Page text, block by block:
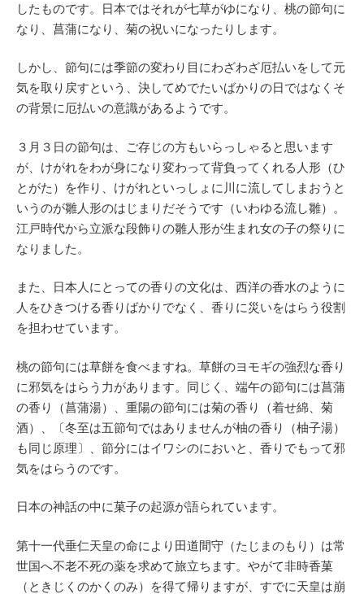
したものです。日本ではそれが七草がゆになり、桃の節句に
なり、菖蒲になり、菊の祝いになったりします。
しかし、節句には季節の変わり目にわざわざ厄払いをして元
気を取り戻すという、決してめでたいばかりの日ではなくそ
の背景に厄払いの意識があるようです。
３月３日の節句は、ご存じの方もいらっしゃると思います
が、けがれをわが身になり変わって背負ってくれる人形（ひ
とがた）を作り、けがれといっしょに川に流してしまおうと
いうのが雛人形のはじまりだそうです（いわゆる流し雛）。
江戸時代から立派な段飾りの雛人形が生まれ女の子の祭りに
なりました。
また、日本人にとっての香りの文化は、西洋の香水のように
人をひきつける香りばかりでなく、香りに災いをはらう役割
を担わせています。
桃の節句には草餅を食べますね。草餅のヨモギの強烈な香り
に邪気をはらう力があります。同じく、端午の節句には菖蒲
の香り（菖蒲湯）、重陽の節句には菊の香り（着せ綿、菊
酒）、〔冬至は五節句ではありませんが柚の香り（柚子湯）
も同じ原理〕、節分にはイワシのにおいと、香りでもって邪
気をはらうのです。
日本の神話の中に菓子の起源が語られています。
第十一代垂仁天皇の命により田道間守（たじまのもり）は常
世国へ不老不死の薬を求めて旅立ちます。やがて非時香菓
（ときじくのかくのみ）を得て帰りますが、すでに天皇は崩